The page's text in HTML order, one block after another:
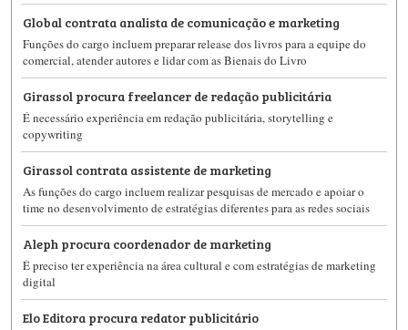
Global contrata analista de comunicação e marketing
Funções do cargo incluem preparar release dos livros para a equipe do
comercial, atender autores e lidar com as Bienais do Livro
Girassol procura freelancer de redação publicitária
É necessário experiência em redação publicitária, storytelling e
copywriting
Girassol contrata assistente de marketing
As funções do cargo incluem realizar pesquisas de mercado e apoiar o
time no desenvolvimento de estratégias diferentes para as redes sociais
Aleph procura coordenador de marketing
É preciso ter experiência na área cultural e com estratégias de marketing
digital
Elo Editora procura redator publicitário